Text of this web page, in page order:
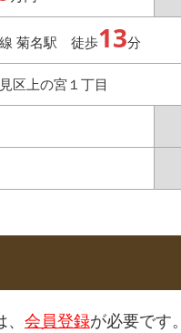
菊名駅 徒歩13分
区上の宮１丁目
会員登録が必要です。